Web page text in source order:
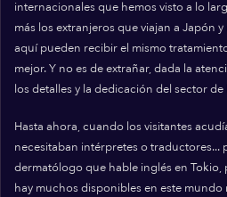
internacionales que hemos visto a lo
más los extranjeros que viajan a Japón
aquí pueden recibir el mismo
mejor. Y no es de extrañar, dada la
los detalles y la dedicación del sector
Hasta ahora, cuando los visitantes
necesitaban intérpretes o traductores...
dermatólogo que hable inglés en
hay muchos disponibles en este mundo